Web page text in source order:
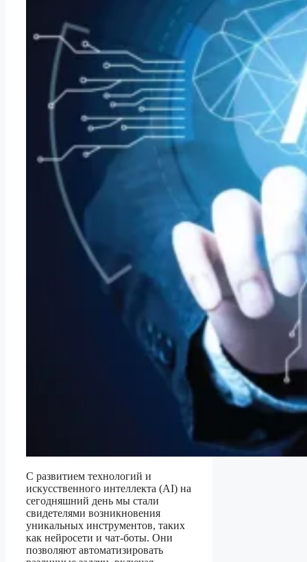
С развитием технологий и
искусственного интеллекта (AI) на
сегодняшний день мы стали
свидетелями возникновения
уникальных инструментов, таких
как нейросети и чат-боты. Они
позволяют автоматизировать